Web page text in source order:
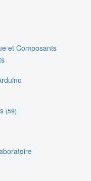
et Composants
(59)